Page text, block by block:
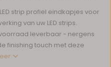
strip profiel eindkapjes voor
van uw LED strips.
leverbaar - nergens
finishing touch met deze